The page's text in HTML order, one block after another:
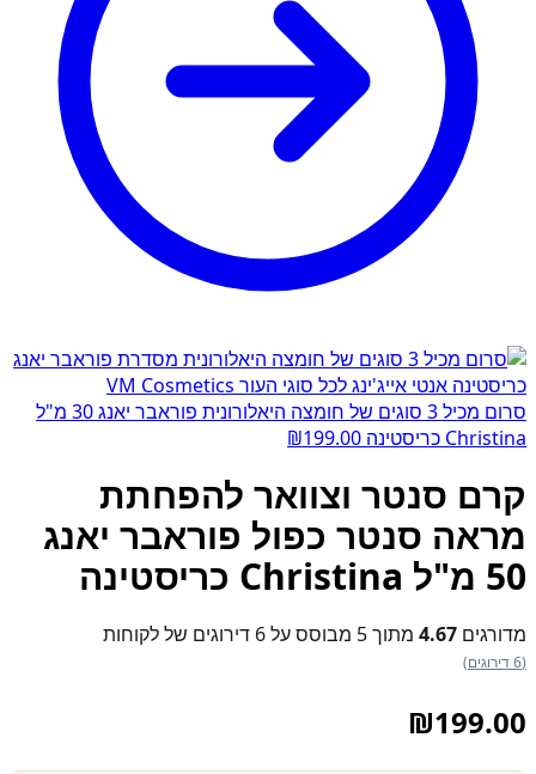
סרום מכיל 3 סוגים של חומצה היאלורונית פוראבר יאנג 30 מ"ל
Christina כריסטינה
₪199.00
קרם סנטר וצוואר להפחתת
מראה סנטר כפול פוראבר יאנג
50 מ"ל Christina כריסטינה
מדורגים 4.67 מתוך 5 מבוסס על 6 דירוגים של לקוחות
(6 דירוגים)
₪199.00